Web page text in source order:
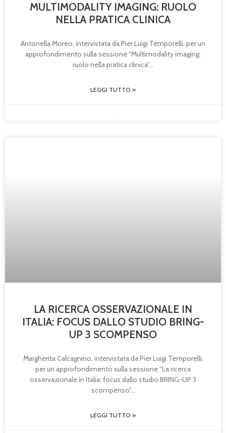
MULTIMODALITY IMAGING: RUOLO
NELLA PRATICA CLINICA
Antonella Moreo, intervistata da Pier Luigi Temporelli, per un
approfondimento sulla sessione “Multimodality imaging:
ruolo nella pratica clinica”
LEGGI TUTTO »
LA RICERCA OSSERVAZIONALE IN
ITALIA: FOCUS DALLO STUDIO BRING-
UP 3 SCOMPENSO
Margherita Calcagnino, intervistata da Pier Luigi Temporelli,
per un approfondimento sulla sessione “La ricerca
osservazionale in Italia: focus dallo studio BRING-UP 3
scompenso”
LEGGI TUTTO »